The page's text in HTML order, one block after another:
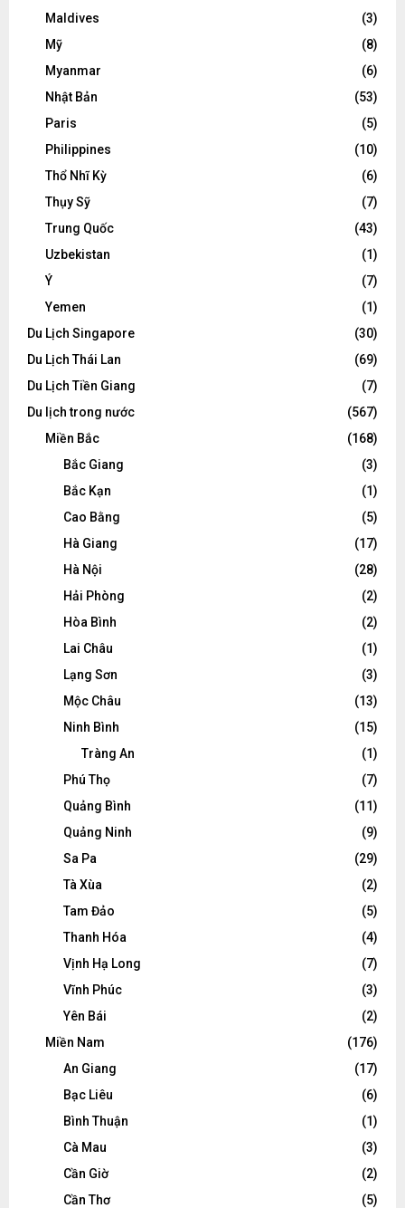
Maldives
(3)
Mỹ
(8)
Myanmar
(6)
Nhật Bản
(53)
Paris
(5)
Philippines
(10)
Thổ Nhĩ Kỳ
(6)
Thụy Sỹ
(7)
Trung Quốc
(43)
Uzbekistan
(1)
Ý
(7)
Yemen
(1)
Du Lịch Singapore
(30)
Du Lịch Thái Lan
(69)
Du Lịch Tiền Giang
(7)
Du lịch trong nước
(567)
Miền Bắc
(168)
Bắc Giang
(3)
Bắc Kạn
(1)
Cao Bằng
(5)
Hà Giang
(17)
Hà Nội
(28)
Hải Phòng
(2)
Hòa Bình
(2)
Lai Châu
(1)
Lạng Sơn
(3)
Mộc Châu
(13)
Ninh Bình
(15)
Tràng An
(1)
Phú Thọ
(7)
Quảng Bình
(11)
Quảng Ninh
(9)
Sa Pa
(29)
Tà Xùa
(2)
Tam Đảo
(5)
Thanh Hóa
(4)
Vịnh Hạ Long
(7)
Vĩnh Phúc
(3)
Yên Bái
(2)
Miền Nam
(176)
An Giang
(17)
Bạc Liêu
(6)
Bình Thuận
(1)
Cà Mau
(3)
Cần Giờ
(2)
Cần Thơ
(5)